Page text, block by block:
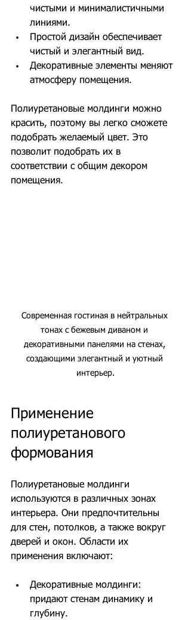
чистыми и минималистичными
линиями.
Простой дизайн обеспечивает
чистый и элегантный вид.
Декоративные элементы меняют
атмосферу помещения.
Полиуретановые молдинги можно
красить, поэтому вы легко сможете
подобрать желаемый цвет. Это
позволит подобрать их в
соответствии с общим декором
помещения.
Современная гостиная в нейтральных
тонах с бежевым диваном и
декоративными панелями на стенах,
создающими элегантный и уютный
интерьер.
Применение
полиуретанового
формования
Полиуретановые молдинги
используются в различных зонах
интерьера. Они предпочтительны
для стен, потолков, а также вокруг
дверей и окон. Области их
применения включают:
Декоративные молдинги:
придают стенам динамику и
глубину.